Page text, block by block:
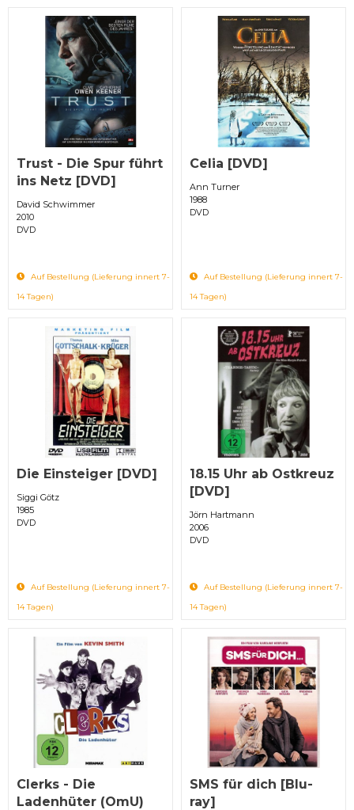
Trust - Die Spur führt
ins Netz [DVD]
David Schwimmer
2010
DVD
Auf Bestellung (Lieferung innert 7-
14 Tagen)
Celia [DVD]
Ann Turner
1988
DVD
Auf Bestellung (Lieferung innert 7-
14 Tagen)
Die Einsteiger [DVD]
Siggi Götz
1985
DVD
Auf Bestellung (Lieferung innert 7-
14 Tagen)
18.15 Uhr ab Ostkreuz
[DVD]
Jörn Hartmann
2006
DVD
Auf Bestellung (Lieferung innert 7-
14 Tagen)
Clerks - Die
Ladenhüter (OmU)
SMS für dich [Blu-
ray]